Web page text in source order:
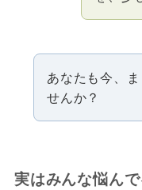
あなたも今、
せんか？
実はみんな悩ん